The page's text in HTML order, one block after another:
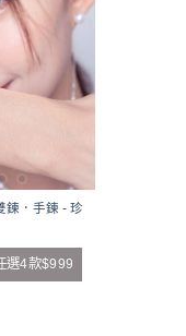
鍊．手鍊 - 珍
選4款$999